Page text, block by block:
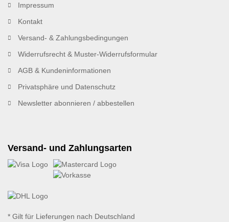
Impressum
Kontakt
Versand- & Zahlungsbedingungen
Widerrufsrecht & Muster-Widerrufsformular
AGB & Kundeninformationen
Privatsphäre und Datenschutz
Newsletter abonnieren / abbestellen
Versand- und Zahlungsarten
* Gilt für Lieferungen nach Deutschland